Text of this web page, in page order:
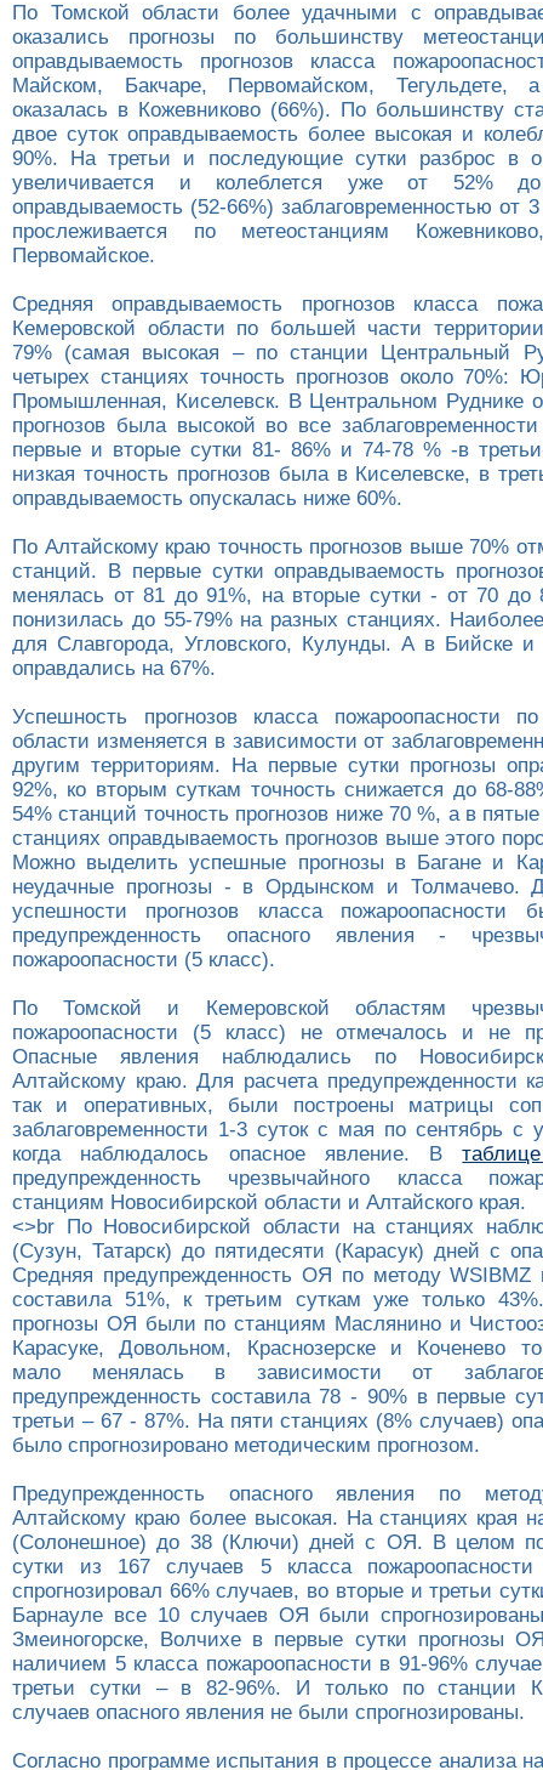
По Томской области более удачными с
оказались прогнозы по большинству
оправдываемость прогнозов класса
Майском, Бакчаре, Первомайском, Тегульдете,
оказалась в Кожевниково (66%). По большинству
двое суток оправдываемость более высокая и
90%. На третьи и последующие сутки разброс в
увеличивается и колеблется уже от 52%
оправдываемость (52-66%) заблаговременностью от 3
прослеживается по метеостанциям
Первомайское.
Средняя оправдываемость прогнозов класса
Кемеровской области по большей части
79% (самая высокая – по станции Центральный
четырех станциях точность прогнозов около 70%:
Промышленная, Киселевск. В Центральном Руднике
прогнозов была высокой во все
первые и вторые сутки 81- 86% и 74-78 % -в
низкая точность прогнозов была в Киселевске, в
оправдываемость опускалась ниже 60%.
По Алтайскому краю точность прогнозов выше 70%
станций. В первые сутки оправдываемость
менялась от 81 до 91%, на вторые сутки - от 70 до
понизилась до 55-79% на разных станциях.
для Славгорода, Угловского, Кулунды. А в Бийске и
оправдались на 67%.
Успешность прогнозов класса пожароопасности
области изменяется в зависимости от
другим территориям. На первые сутки прогнозы
92%, ко вторым суткам точность снижается до 68-
54% станций точность прогнозов ниже 70 %, а в
станциях оправдываемость прогнозов выше этого
Можно выделить успешные прогнозы в Багане и
неудачные прогнозы - в Ордынском и Толмачево.
успешности прогнозов класса пожароопасности
предупрежденность опасного явления -
пожароопасности (5 класс).
По Томской и Кемеровской областям
пожароопасности (5 класс) не отмечалось и не
Опасные явления наблюдались по
Алтайскому краю. Для расчета предупрежденности
так и оперативных, были построены матрицы
заблаговременности 1-3 суток с мая по сентябрь с
когда наблюдалось опасное явление. В
предупрежденность чрезвычайного класса
станциям Новосибирской области и Алтайского края.
<>br По Новосибирской области на станциях
(Сузун, Татарск) до пятидесяти (Карасук) дней с
Средняя предупрежденность ОЯ по методу WSIBMZ
составила 51%, к третьим суткам уже только
прогнозы ОЯ были по станциям Маслянино и
Карасуке, Довольном, Краснозерске и Коченево
мало менялась в зависимости от
предупрежденность составила 78 - 90% в первые
третьи – 67 - 87%. На пяти станциях (8% случаев)
было спрогнозировано методическим прогнозом.
Предупрежденность опасного явления по
Алтайскому краю более высокая. На станциях края
(Солонешное) до 38 (Ключи) дней с ОЯ. В целом
сутки из 167 случаев 5 класса
спрогнозировал 66% случаев, во вторые и третьи
Барнауле все 10 случаев ОЯ были
Змеиногорске, Волчихе в первые сутки прогнозы
наличием 5 класса пожароопасности в 91-96%
третьи сутки – в 82-96%. И только по станции
случаев опасного явления не были спрогнозированы.
Согласно программе испытания в процессе анализа